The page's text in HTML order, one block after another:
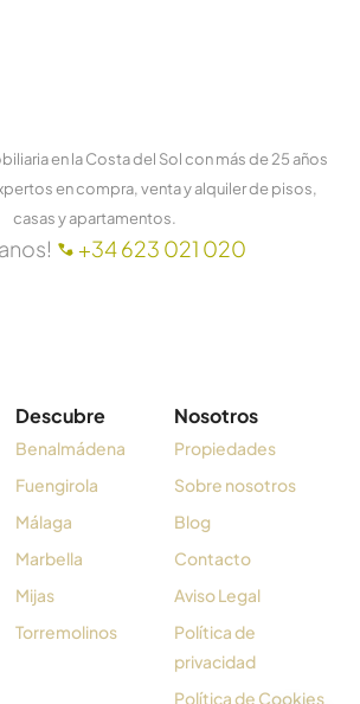
en la Costa del Sol con más de 25 años
en compra, venta y alquiler de pisos,
casas y apartamentos.
+34 623 021 020
Descubre
Benalmádena
Fuengirola
Málaga
Marbella
Mijas
Torremolinos
Nosotros
Propiedades
Sobre nosotros
Blog
Contacto
Aviso Legal
Política de
privacidad
Política de Cookies